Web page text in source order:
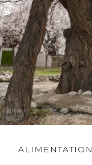
ALIMENTATION
Lire